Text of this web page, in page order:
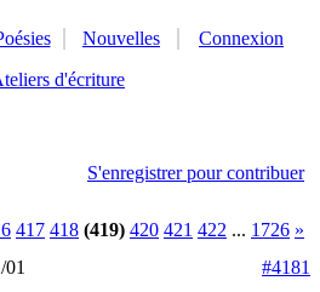
Nouvelles
Connexion
d'écriture
S'enregistrer pour contribuer
417 418 (419) 420 421 422 ... 1726 »
01
#4181